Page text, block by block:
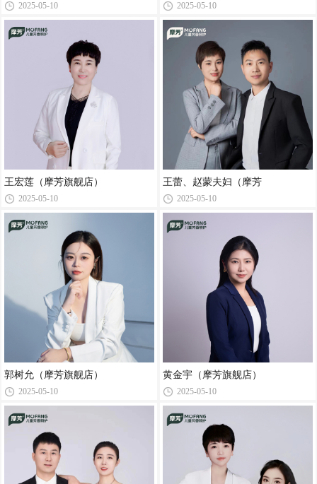
2025-05-10
王宏莲（摩芳旗舰店）
2025-05-10
郭树允（摩芳旗舰店）
2025-05-10
2025-05-10
王蕾、赵蒙夫妇（摩芳
2025-05-10
黄金宇（摩芳旗舰店）
2025-05-10